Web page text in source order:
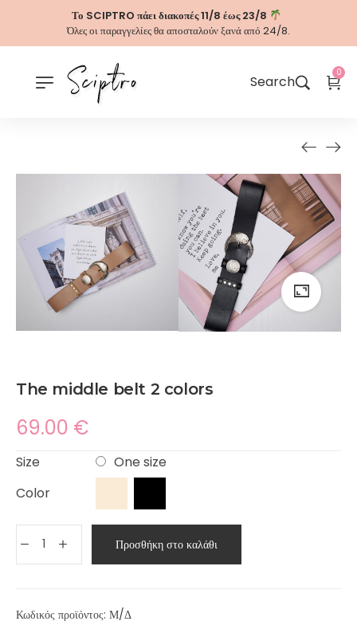
Το SCIPTRO πάει διακοπές 11/8 έως 23/8
Όλες οι παραγγελίες θα αποσταλούν ξανά από 24/8.
Search
0
The middle belt 2 colors
69.00 €
Size
One size
Color
Προσθήκη στο καλάθι
Κωδικός προϊόντος: Μ/Δ